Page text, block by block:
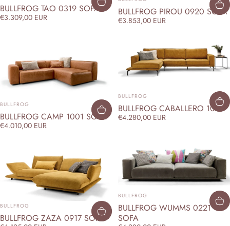
BULLFROG TAO 0319 SOFA
€3.309,00 EUR
BULLFROG PIROU 0920 SOFA
€3.853,00 EUR
ANBIETER:
BULLFROG
BULLFROG CAMP 1001 SOFA
€4.010,00 EUR
ANBIETER:
BULLFROG
BULLFROG CABALLERO 1041
€4.280,00 EUR
ANBIETER:
BULLFROG
BULLFROG ZAZA 0917 SOFA
ANBIETER:
BULLFROG
BULLFROG WUMMS 0221
SOFA